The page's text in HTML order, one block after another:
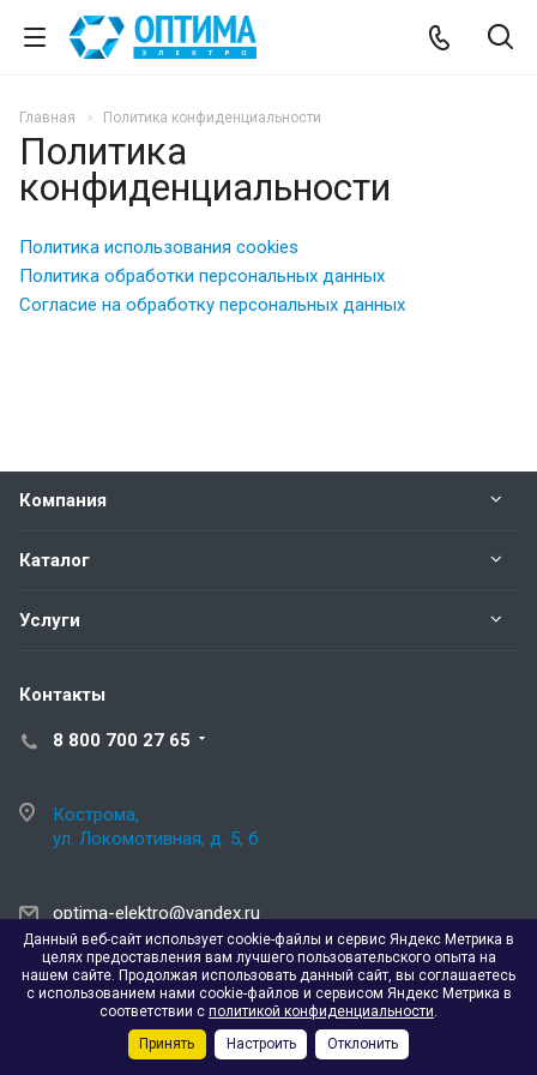
Главная Политика конфиденциальности
Политика
конфиденциальности
Политика использования cookies
Политика обработки персональных данных
Согласие на обработку персональных данных
Компания
Каталог
Услуги
Контакты
8 800 700 27 65
Кострома,
ул. Локомотивная, д. 5, б
optima-elektro@yandex.ru
© 2026 Все права защищены.
Разработка сайта: АйТи Решения
Данный веб-сайт использует cookie-файлы и сервис Яндекс Метрика в
целях предоставления вам лучшего пользовательского опыта на
нашем сайте. Продолжая использовать данный сайт, вы соглашаетесь
с использованием нами cookie-файлов и сервисом Яндекс Метрика в
соответствии с политикой конфиденциальности.
Принять
Настроить Отклонить